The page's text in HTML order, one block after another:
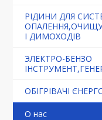
РІДИНИ ДЛЯ
І ДИМОХОДІВ
ЭЛЕКТРО-БЕНЗО
ОБІГРІВАЧІ
О нас